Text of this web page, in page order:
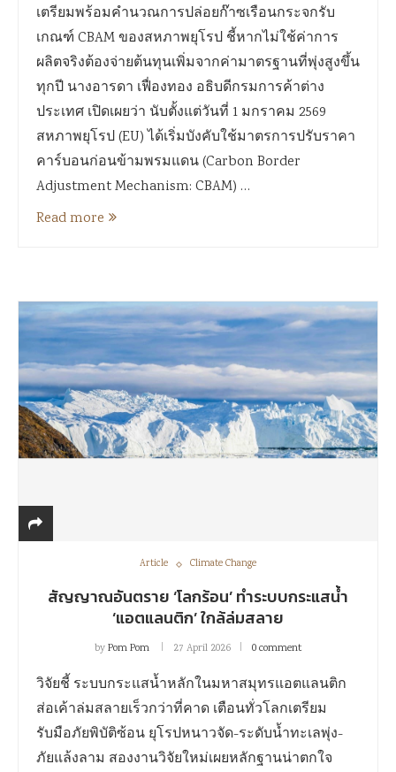
เตรียมพร้อมคำนวณการปล่อยก๊าซเรือนกระจกรับ
เกณฑ์ CBAM ของสหภาพยุโรป ชี้หากไม่ใช้ค่าการ
ผลิตจริงต้องจ่ายต้นทุนเพิ่มจากค่ามาตรฐานที่พุ่งสูงขึ้น
ทุกปี นางอารดา เฟื่องทอง อธิบดีกรมการค้าต่าง
ประเทศ เปิดเผยว่า นับตั้งแต่วันที่ 1 มกราคม 2569
สหภาพยุโรป (EU) ได้เริ่มบังคับใช้มาตรการปรับราคา
คาร์บอนก่อนข้ามพรมแดน (Carbon Border
Adjustment Mechanism: CBAM) …
Read more
Article Climate Change
สัญญาณอันตราย ‘โลกร้อน’ ทำระบบกระแสน้ำ
‘แอตแลนติก’ ใกล้ล่มสลาย
byPom Pom 27 April 2026 0 comment
วิจัยชี้ ระบบกระแสน้ำหลักในมหาสมุทรแอตแลนติก
ส่อเค้าล่มสลายเร็วกว่าที่คาด เตือนทั่วโลกเตรียม
รับมือภัยพิบัติซ้อน ยุโรปหนาวจัด-ระดับน้ำทะเลพุ่ง-
ภัยแล้งลาม สองงานวิจัยใหม่เผยหลักฐานน่าตกใจ